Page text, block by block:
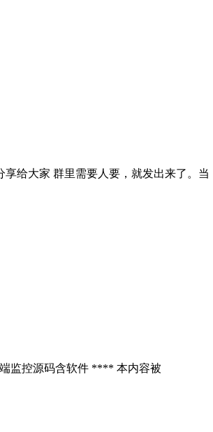
享给大家 群里需要人要，就发出来了。当
监控源码含软件 **** 本内容被